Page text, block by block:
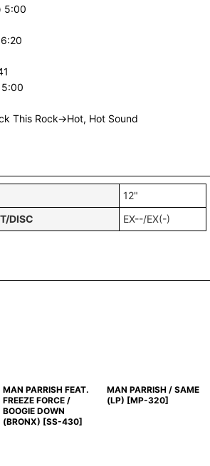
5:00
5:00
This Rock→Hot, Hot Sound
12"
DISC
EX--/EX(-)
MAN PARRISH FEAT.
FREEZE FORCE /
BOOGIE DOWN
(BRONX) [SS-430]
MAN PARRISH / SAME
(LP) [MP-320]